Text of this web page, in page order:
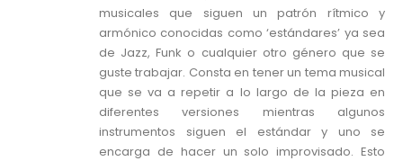
musicales que siguen un patrón rítmico y
armónico conocidas como ‘estándares’ ya sea
de Jazz, Funk o cualquier otro género que se
guste trabajar. Consta en tener un tema musical
que se va a repetir a lo largo de la pieza en
diferentes versiones mientras algunos
instrumentos siguen el estándar y uno se
encarga de hacer un solo improvisado. Esto